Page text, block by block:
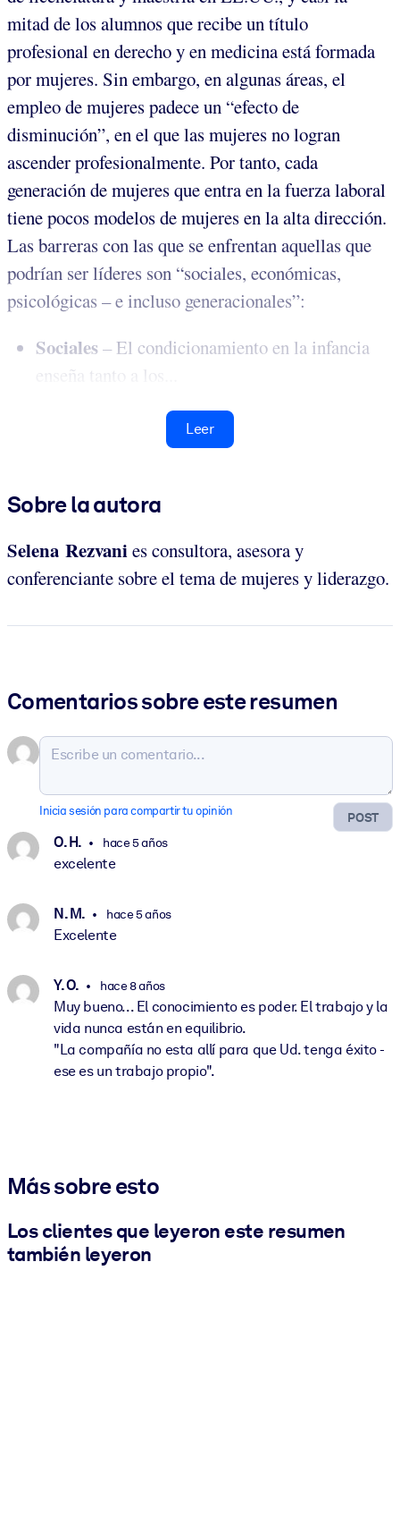
mitad de los alumnos que recibe un título
profesional en derecho y en medicina está formada
por mujeres. Sin embargo, en algunas áreas, el
empleo de mujeres padece un “efecto de
disminución”, en el que las mujeres no logran
ascender profesionalmente. Por tanto, cada
generación de mujeres que entra en la fuerza laboral
tiene pocos modelos de mujeres en la alta dirección.
Las barreras con las que se enfrentan aquellas que
podrían ser líderes son “sociales, económicas,
psicológicas – e incluso generacionales”:
Sociales– El condicionamiento en la infancia
enseña tanto a los...
Leer
Sobre la autora
Selena Rezvanies consultora, asesora y
conferenciante sobre el tema de mujeres y liderazgo.
Comentarios sobre este resumen
POST
Inicia sesión para compartir tu opinión
O. H. hace 5 años
excelente
N. M. hace 5 años
Excelente
Y. O. hace 8 años
Muy bueno... El conocimiento es poder. El trabajo y la
vida nunca están en equilibrio.
"La compañía no esta allí para que Ud. tenga éxito -
ese es un trabajo propio".
Más sobre esto
Los clientes que leyeron este resumen
también leyeron